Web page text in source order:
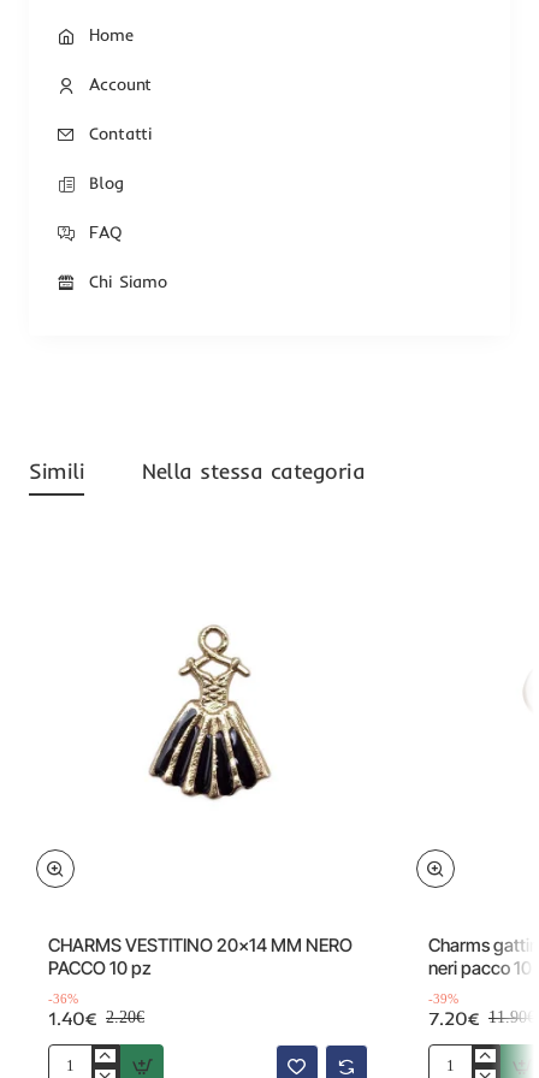
Home
Account
Contatti
Blog
FAQ
Chi Siamo
Simili Nella stessa categoria
CHARMS VESTITINO 20x14 MM NERO
PACCO 10 pz
-36%
1.40€ 2.20€
Charms
neri pacco 10
-39%
7.20€ 11.90€